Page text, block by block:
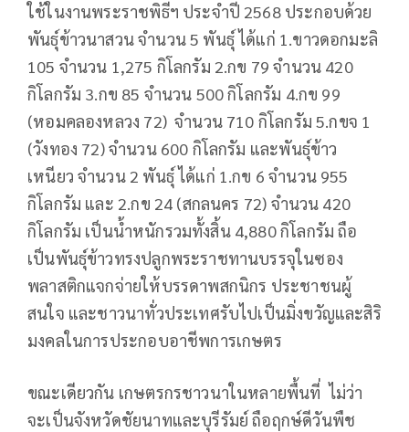
ใช้ในงานพระราชพิธีฯ ประจำปี 2568 ประกอบด้วย
พันธุ์ข้าวนาสวน จำนวน 5 พันธุ์ ได้แก่ 1.ขาวดอกมะลิ
105 จำนวน 1,275 กิโลกรัม 2.กข 79 จำนวน 420
กิโลกรัม 3.กข 85 จำนวน 500 กิโลกรัม 4.กข 99
(หอมคลองหลวง 72) จำนวน 710 กิโลกรัม 5.กขจ 1
(วังทอง 72) จำนวน 600 กิโลกรัม และพันธุ์ข้าว
เหนียว จำนวน 2 พันธุ์ ได้แก่ 1.กข 6 จำนวน 955
กิโลกรัม และ 2.กข 24 (สกลนคร 72) จำนวน 420
กิโลกรัม เป็นน้ำหนักรวมทั้งสิ้น 4,880 กิโลกรัม ถือ
เป็นพันธุ์ข้าวทรงปลูกพระราชทานบรรจุในซอง
พลาสติกแจกจ่ายให้บรรดาพสกนิกร ประชาชนผู้
สนใจ และชาวนาทั่วประเทศรับไปเป็นมิ่งขวัญและสิริ
มงคลในการประกอบอาชีพการเกษตร
ขณะเดียวกัน เกษตรกรชาวนาในหลายพื้นที่ ไม่ว่า
จะเป็นจังหวัดชัยนาทและบุรีรัมย์ ถือฤกษ์ดีวันพืช